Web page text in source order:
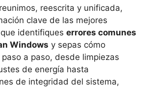
reescrita y unificada,
clave de las mejores
identifiques errores comunes
Windows y sepas cómo
a paso, desde limpiezas
de energía hasta
de integridad del sistema,